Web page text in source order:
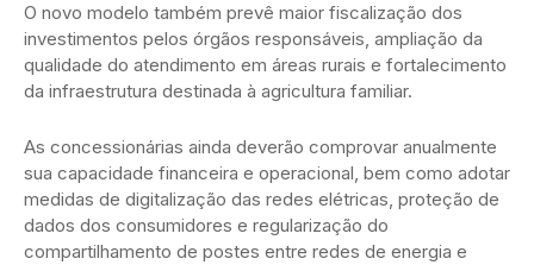
O novo modelo também prevê maior fiscalização dos
investimentos pelos órgãos responsáveis, ampliação da
qualidade do atendimento em áreas rurais e fortalecimento
da infraestrutura destinada à agricultura familiar.
As concessionárias ainda deverão comprovar anualmente
sua capacidade financeira e operacional, bem como adotar
medidas de digitalização das redes elétricas, proteção de
dados dos consumidores e regularização do
compartilhamento de postes entre redes de energia e